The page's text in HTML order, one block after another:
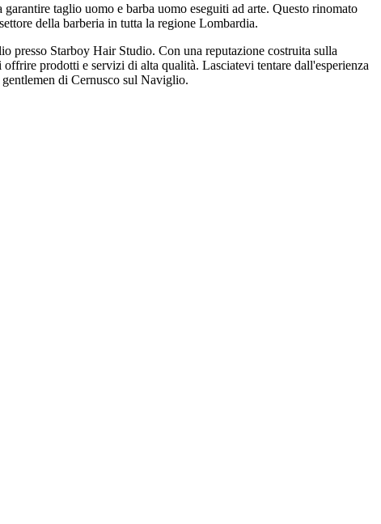
taglio uomo e barba uomo eseguiti ad arte. Questo rinomato
della barberia in tutta la regione Lombardia.
presso Starboy Hair Studio. Con una reputazione costruita sulla
prodotti e servizi di alta qualità. Lasciatevi tentare dall'esperienza
di Cernusco sul Naviglio.